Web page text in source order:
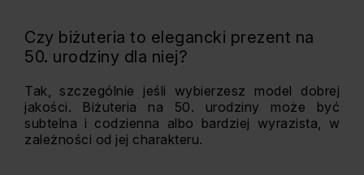
Czy biżuteria to elegancki prezent na
50. urodziny dla niej?
Tak, szczególnie jeśli wybierzesz model dobrej
jakości. Biżuteria na 50. urodziny może być
subtelna i codzienna albo bardziej wyrazista, w
zależności od jej charakteru.